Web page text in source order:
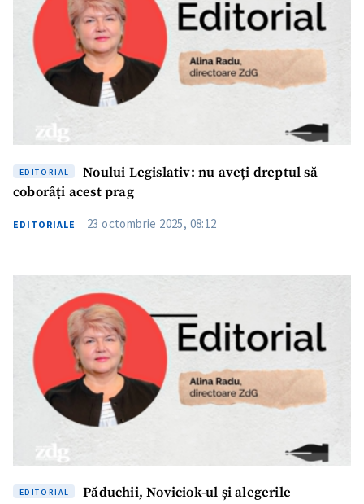
EDITORIAL
Noului Legislativ: nu aveți dreptul să
coborâți acest prag
EDITORIALE 23 octombrie 2025, 08:12
EDITORIAL Păduchii, Noviciok-ul și alegerile